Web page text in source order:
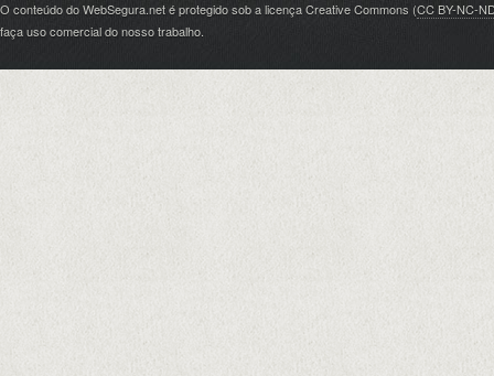
O conteúdo do WebSegura.net é protegido sob a licença Creative Commons (CC BY-NC-
faça uso comercial do nosso trabalho.